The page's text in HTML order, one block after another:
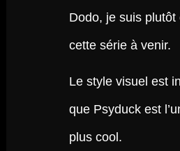
Dodo, je suis
cette série à venir.
Le style visuel est
que Psyduck est
plus cool.